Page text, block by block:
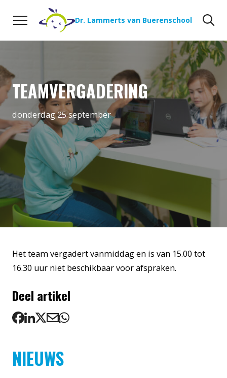
Naar de inhoud
Dr. Lammerts van Buerenschool
TEAMVERGADERING
donderdag 25 september
Het team vergadert vanmiddag en is van 15.00 tot
16.30 uur niet beschikbaar voor afspraken.
Deel artikel
NIEUWS